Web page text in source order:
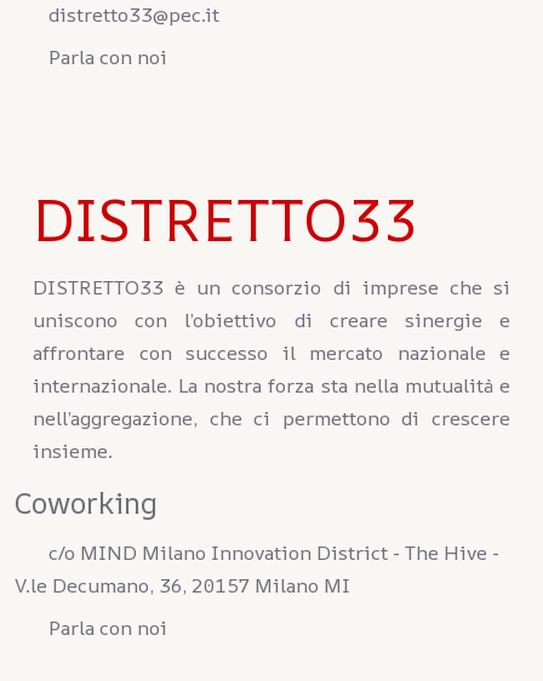
distretto33@pec.it
Parla con noi
DISTRETTO33
DISTRETTO33 è un consorzio di imprese che si
uniscono con l’obiettivo di creare sinergie e
affrontare con successo il mercato nazionale e
internazionale. La nostra forza sta nella mutualità e
nell’aggregazione, che ci permettono di crescere
insieme.
Coworking
c/o MIND Milano Innovation District - The Hive -
V.le Decumano, 36, 20157 Milano MI
Parla con noi